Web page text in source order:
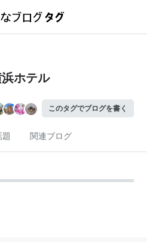
ホテル
このタグでブログを書く
関連ブログ